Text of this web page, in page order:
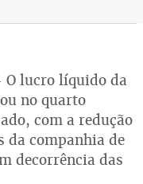
lucro líquido da
no quarto
com a redução
da companhia de
decorrência das